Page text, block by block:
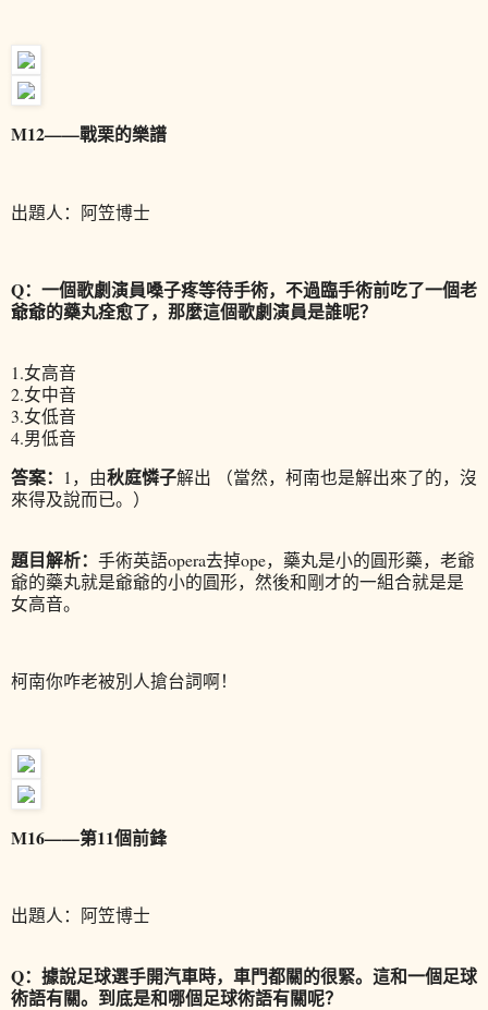
M12——戰栗的樂譜
出題人：阿笠博士
Q：一個歌劇演員嗓子疼等待手術，不過臨手術前吃了一個老
爺爺的藥丸痊愈了，那麼這個歌劇演員是誰呢？
1.女高音
2.女中音
3.女低音
4.男低音
答案： 1，由秋庭憐子解出 （當然，柯南也是解出來了的，沒
來得及說而已。）
題目解析： 手術英語opera去掉ope，藥丸是小的圓形藥，老爺
爺的藥丸就是爺爺的小的圓形，然後和剛才的一組合就是是
女高音。
柯南你咋老被別人搶台詞啊！
M16——第11個前鋒
出題人：阿笠博士
Q：據說足球選手開汽車時，車門都關的很緊。這和一個足球
術語有關。到底是和哪個足球術語有關呢？